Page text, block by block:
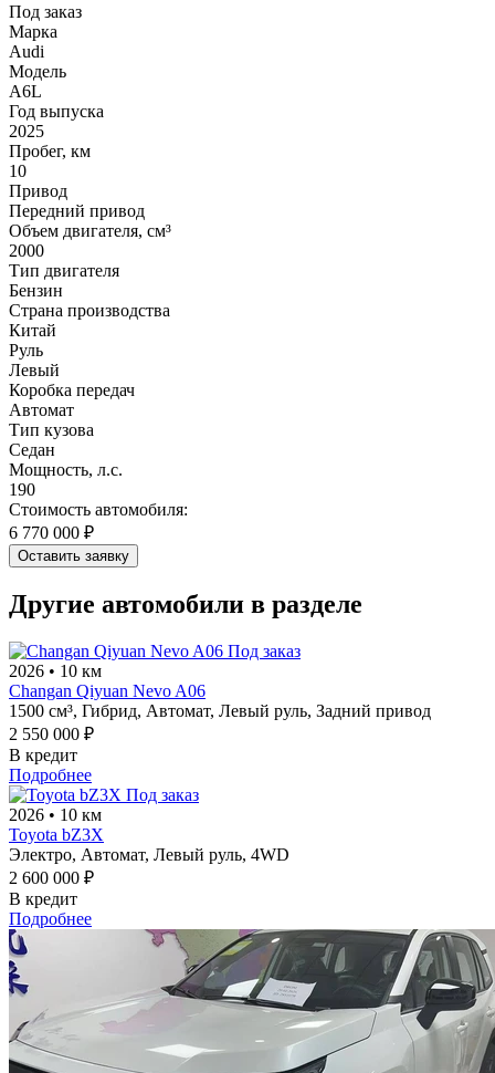
Под заказ
Марка
Audi
Модель
A6L
Год выпуска
2025
Пробег, км
10
Привод
Передний привод
Объем двигателя, см³
2000
Тип двигателя
Бензин
Страна производства
Китай
Руль
Левый
Коробка передач
Автомат
Тип кузова
Седан
Мощность, л.с.
190
Стоимость автомобиля:
6 770 000 ₽
Оставить заявку
Другие автомобили в разделе
Под заказ
2026 • 10 км
Changan Qiyuan Nevo A06
1500 см³, Гибрид, Автомат, Левый руль, Задний привод
2 550 000 ₽
В кредит
Подробнее
Под заказ
2026 • 10 км
Toyota bZ3X
Электро, Автомат, Левый руль, 4WD
2 600 000 ₽
В кредит
Подробнее